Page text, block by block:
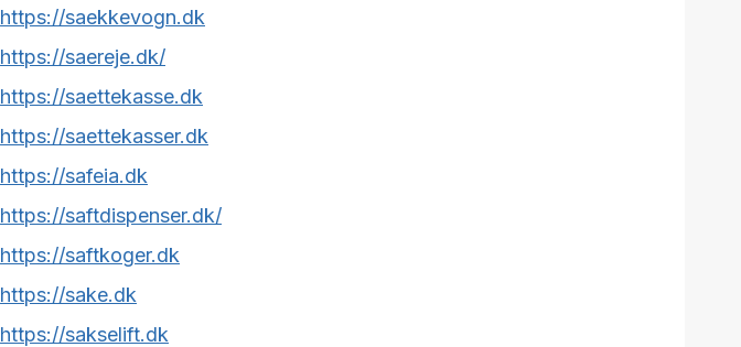
https://saekkevogn.dk
https://saereje.dk/
https://saettekasse.dk
https://saettekasser.dk
https://safeia.dk
https://saftdispenser.dk/
https://saftkoger.dk
https://sake.dk
https://sakselift.dk